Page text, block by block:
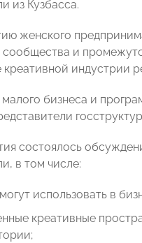
из Кузбасса.
женского
сообщества и
индустрии
бизнеса и
состоялось
в том числе:
использовать в
креативные